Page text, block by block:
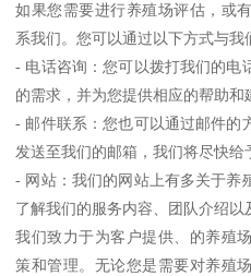
如果您需要进行养殖场评估，或
系我们。您可以通过以下方式与我
- 电话咨询：您可以拨打我们的电
的需求，并为您提供相应的帮助和
- 邮件联系：您也可以通过邮件的
发送至我们的邮箱，我们将尽快给
- 网站：我们的网站上有多关于养
了解我们的服务内容、团队介绍以
我们致力于为客户提供、的养殖
策和管理。无论您是需要对养殖